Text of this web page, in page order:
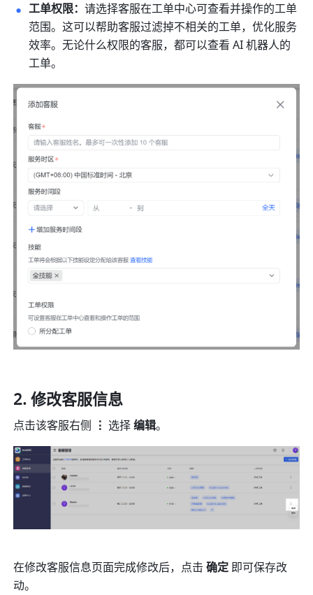
工单权限：请选择客服在工单中心可查看并操作的工单
范围。这可以帮助客服过滤掉不相关的工单，优化服务
效率。无论什么权限的客服，都可以查看 AI 机器人的
工单。
修改客服信息
点击该客服右侧 ⋮ 选择 编辑。
在修改客服信息页面完成修改后，点击 确定 即可保存改
动。